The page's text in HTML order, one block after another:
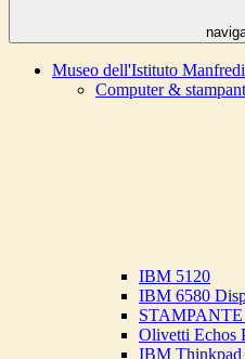
Museo dell'Istituto
Computer &
IBM 5120
IBM 6580
STAMPANTE
Olivetti Echos
IBM Thinkpad